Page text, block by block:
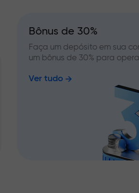
Bônus de 30%
Faça um depósito em sua
um bônus de 30% para
Ver tudo